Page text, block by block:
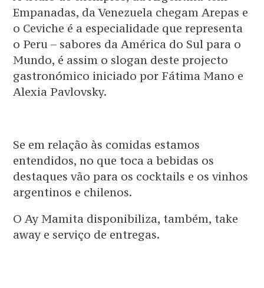
Empanadas, da Venezuela chegam Arepas e
o Ceviche é a especialidade que representa
o Peru – sabores da América do Sul para o
Mundo, é assim o slogan deste projecto
gastronómico iniciado por Fátima Mano e
Alexia Pavlovsky.
Se em relação às comidas estamos
entendidos, no que toca a bebidas os
destaques vão para os cocktails e os vinhos
argentinos e chilenos.
O Ay Mamita disponibiliza, também, take
away e serviço de entregas.